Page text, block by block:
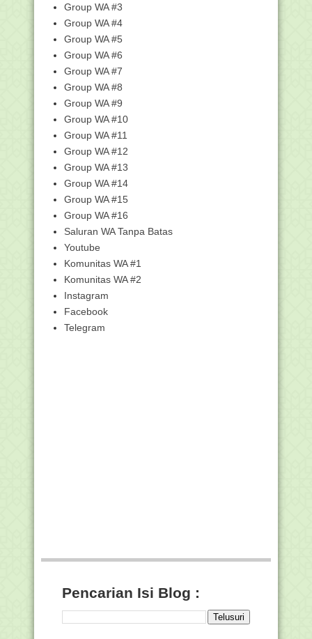
SK Dirjen Pendis tentang Panduan
Penyusunan Modul ...
SK Dirjen Pendis Tentang Petunjuk
Teknis Pelaksana...
Kemenag Luncurkan Aplikasi e-
Perpustakaan Badan Li...
Surat Edaran Program Pemberian
Kouta Internet Bagi...
SE Panduan Penyelenggaraan
Pembelajaran 2020/2021...
Juara Nasional, Siswa MAN 1
Samarinda Ikuti Macao ...
Kemenag Susun Regulasi Seleksi
Kepala Madrasah dan...
Modul Pembelajaran BDR Kelas 6 Tema
2
Modul Pembelajaran BDR Kelas 5 Tema
2
Modul Pembelajaran BDR Kelas 3 Tema
Modul Pembelajaran BDR Kelas 2 Tema
2020, Cek Di...
Harus Segera Isi...
Cara buat Akun "Madrasah Berbagi",
Group WA #3
Group WA #4
Group WA #5
Group WA #6
Group WA #7
Group WA #8
Group WA #9
Group WA #10
Group WA #11
Group WA #12
Group WA #13
Group WA #14
Group WA #15
Group WA #16
Saluran WA Tanpa Batas
Youtube
Komunitas WA #1
Komunitas WA #2
Instagram
Facebook
Telegram
Pencarian Isi Blog :